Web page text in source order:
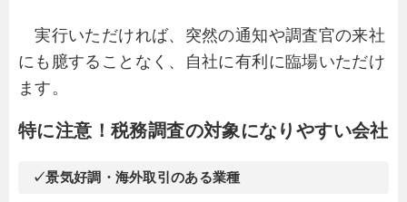
実行いただければ、突然の通知や調査官の来社
にも臆することなく、自社に有利に臨場いただけ
ます。
特に注意！税務調査の対象になりやすい会社
✓景気好調・海外取引のある業種